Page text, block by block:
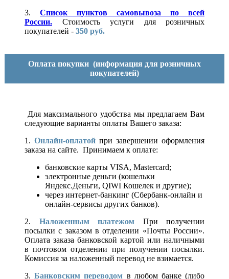
3. Список пунктов самовывоза по всей
России.
Стоимость услуги для розничных
покупателей - 350 руб.
Оплата покупки (информация для розничных
покупателей)
Для максимального удобства мы предлагаем Вам
следующие варианты оплаты Вашего заказа:
1. Онлайн-оплатой при завершении оформления
заказа на сайте. Принимаем к оплате:
банковские карты VISA, Mastercard;
электронные деньги (кошельки
Яндекс.Деньги, QIWI Кошелек и другие);
через интернет-банкинг (Сбербанк-онлайн и
онлайн-сервисы других банков).
2. Наложенным платежом При получении
посылки с заказом в отделении «Почты России».
Оплата заказа банковской картой или наличными
в почтовом отделении при получении посылки.
Комиссия за наложенный перевод не взимается.
3.Банковским переводом в любом банке (либо